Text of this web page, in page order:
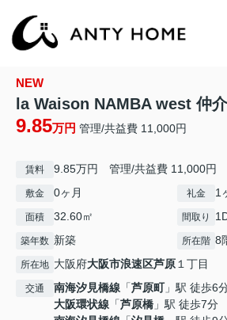
NEW
la Waison NAMBA west 仲
9.85万円 管理/共益費 11,000円
賃料 9.85万円 管理/共益費 11,000円
敷金 0ヶ月 礼金 1
面積 32.60㎡ 間取り
築年数 新築 所在階 8
所在地 大阪府大阪市浪速区芦原 １丁目
交通 南海汐見橋線 「芦原町」駅 徒歩6
大阪環状線 「芦原橋 」駅 徒歩7分